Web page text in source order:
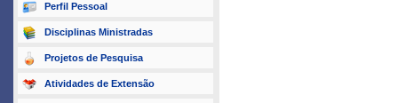
Perfil Pessoal
Disciplinas Ministradas
Projetos de Pesquisa
Atividades de Extensão